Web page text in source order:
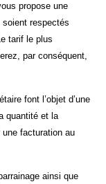
propose une
respectés
tarif le plus
par conséquent,
font l’objet d’une
quantité et la
facturation au
ainsi que